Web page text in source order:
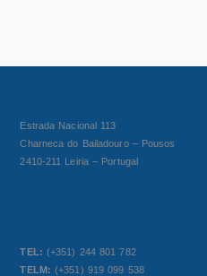
Estrada Nacional 113
Charneca do Bailadouro – Pousos
2410-211 Leiria – Portugal
TEL: (+351) 244 801 782
TELM: (+351) 919 099 538